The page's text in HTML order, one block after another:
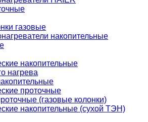
газовые
накопительные
накопительные
нагрева
проточные
(газовые колонки)
накопительные (сухой ТЭН)